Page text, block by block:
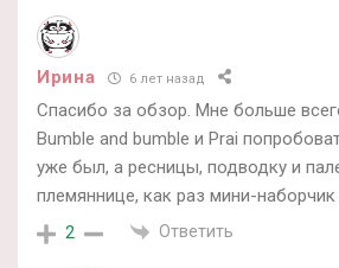
Ирина 6 лет назад
Спасибо за обзор. Мне больше
Bumble and bumble и Prai
уже был, а ресницы, подводку и
племяннице, как раз мини-наборчик
2 Ответить